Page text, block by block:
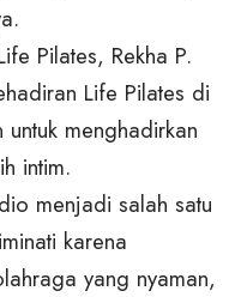
Pilates, Rekha P.
Life Pilates di
menghadirkan
intim.
menjadi salah satu
karena
yang nyaman,